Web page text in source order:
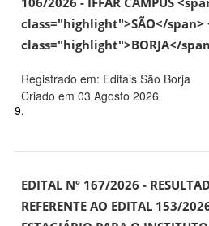
class="highlight">SÃO</span>
class="highlight">BORJA</
Registrado em: Editais São Borja
Criado em 03 Agosto 2026
9.
EDITAL Nº 167/2026 -
REFERENTE AO EDITAL 153/